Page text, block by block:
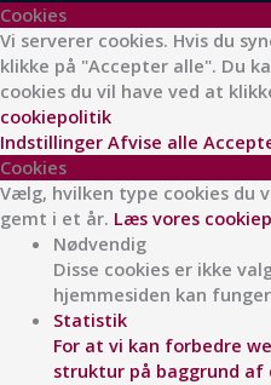
Cookies
Vi serverer cookies. Hvis du
klikke på "Accepter alle". Du
cookies du vil have ved at
cookiepolitik
Indstillinger Afvise alle
Cookies
Vælg, hvilken type cookies du
gemt i et år. Læs vores
Nødvendig
Disse cookies er ikke
hjemmesiden kan
Statistik
For at vi kan forbedre
struktur på baggrund af